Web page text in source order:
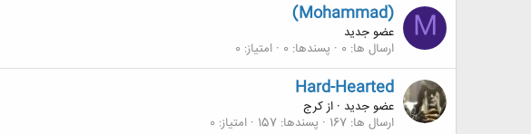
M
(Mohammad)
عضو جدید
ارسال ها 0 پسندها 0 امتیاز 0
Hard-Hearted
عضو جدید · ازکرج
ارسال ها 167 پسندها 157 امتیاز 0